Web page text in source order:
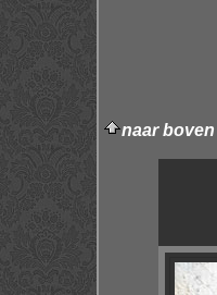
naar boven